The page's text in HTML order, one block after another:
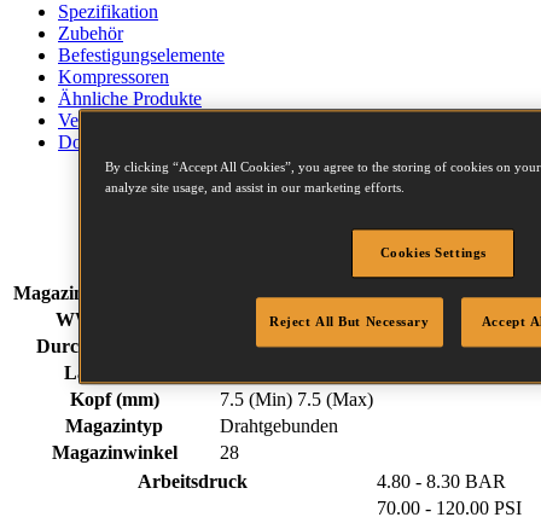
Spezifikation
Zubehör
Befestigungselemente
Kompressoren
Ähnliche Produkte
Verwandte Artikel
Downloads
Gewicht
3.50 kg
Magazinkapazität (Max)
WW 28 Befestigungselementserie:
Durchmesser (mm)
2.8 (Min) 3.3 (Max)
Länge (mm)
Kopf (mm)
7.5 (Min) 7.5 (Max)
Magazintyp
Drahtgebunden
Magazinwinkel
28
Arbeitsdruck
4.80 - 8.30 BAR
70.00 - 120.00 PSI
By clicking “Accept All Cookies”, you agree to the storing of cookies on
analyze site usage, and assist in our marketing efforts.
Cookies Settings
Reject All But Necessary Accept